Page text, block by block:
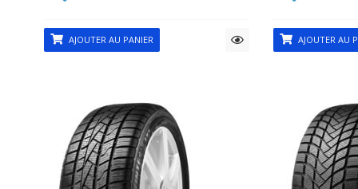
AJOUTER AU PANIER AJOUTER AU